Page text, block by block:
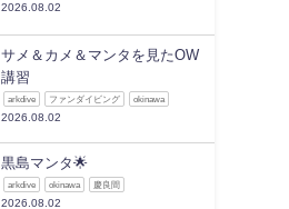
2026.08.02
サメ＆カメ＆マンタを見たOW
講習
arkdive ファンダイビング okinawa
2026.08.02
黒島マンタ🌟
arkdive okinawa 慶良間
2026.08.02